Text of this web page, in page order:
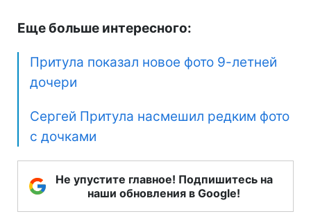
Еще больше интересного:
Притула показал новое фото 9-летней
дочери
Сергей Притула насмешил редким фото
с дочками
Не упустите главное! Подпишитесь на
наши обновления в Google!